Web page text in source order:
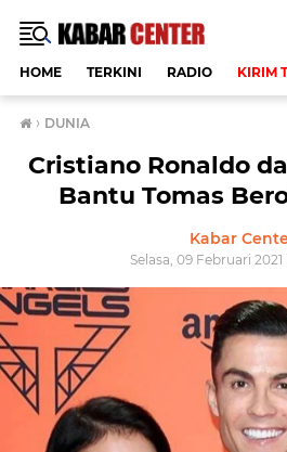
HOME TERKINI RADIO KIRIM
› DUNIA
Cristiano Ronaldo
Bantu Tomas
Kabar
Selasa, 09 Februari 2021